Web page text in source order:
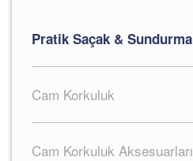
Pratik Saçak & Sundurma
Cam Korkuluk
Cam Korkuluk Aksesuarları